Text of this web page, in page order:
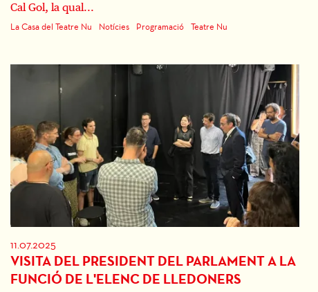
Cal Gol, la qual...
La Casa del Teatre Nu Notícies Programació Teatre Nu
11.07.2025
VISITA DEL PRESIDENT DEL PARLAMENT A LA
FUNCIÓ DE L'ELENC DE LLEDONERS